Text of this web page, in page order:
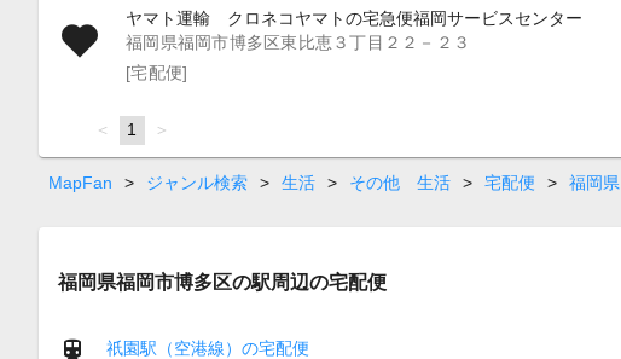
ヤマト運輸 クロネコヤマトの宅急便福岡サービスセンター
福岡県福岡市博多区東比恵３丁目２２－２３
[宅配便]
page
You're
on
page
1 page
MapFan > ジャンル検索 > 生活 > その他 生活 > 宅配便 > 福岡県
福岡県福岡市博多区の駅周辺の宅配便
祇園駅（空港線）の宅配便